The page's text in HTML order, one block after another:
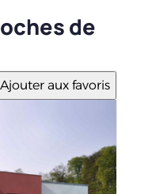
de
Ajouter aux favoris